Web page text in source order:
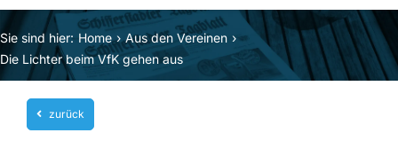
Home
Themen
Blog
Unternehmen
Sie sind hier: Home
Aus den Vereinen
Die Lichter beim VfK gehen aus
zurück